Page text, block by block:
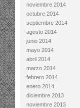
noviembre 2014
octubre 2014
septiembre 2014
agosto 2014
junio 2014
mayo 2014
abril 2014
marzo 2014
febrero 2014
enero 2014
diciembre 2013
noviembre 2013